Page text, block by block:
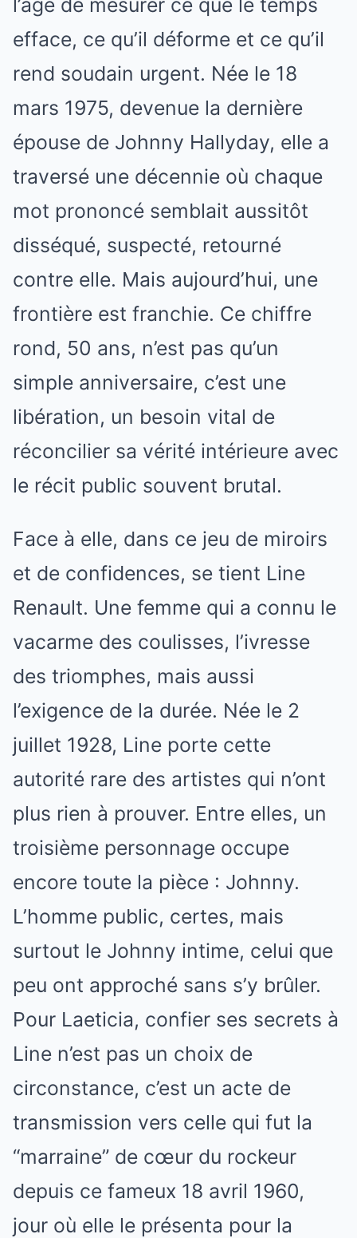
efface, ce qu’il déforme et ce qu’il
rend soudain urgent. Née le 18
mars 1975, devenue la dernière
épouse de Johnny Hallyday, elle a
traversé une décennie où chaque
mot prononcé semblait aussitôt
disséqué, suspecté, retourné
contre elle. Mais aujourd’hui, une
frontière est franchie. Ce chiffre
rond, 50 ans, n’est pas qu’un
simple anniversaire, c’est une
libération, un besoin vital de
réconcilier sa vérité intérieure avec
le récit public souvent brutal.
Face à elle, dans ce jeu de miroirs
et de confidences, se tient Line
Renault. Une femme qui a connu le
vacarme des coulisses, l’ivresse
des triomphes, mais aussi
l’exigence de la durée. Née le 2
juillet 1928, Line porte cette
autorité rare des artistes qui n’ont
plus rien à prouver. Entre elles, un
troisième personnage occupe
encore toute la pièce : Johnny.
L’homme public, certes, mais
surtout le Johnny intime, celui que
peu ont approché sans s’y brûler.
Pour Laeticia, confier ses secrets à
Line n’est pas un choix de
circonstance, c’est un acte de
transmission vers celle qui fut la
“marraine” de cœur du rockeur
depuis ce fameux 18 avril 1960,
jour où elle le présenta pour la